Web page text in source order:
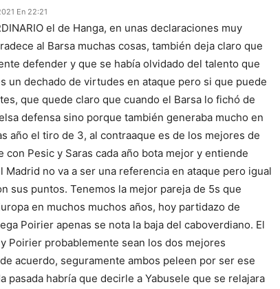
En 22:21
el de Hanga, en unas declaraciones muy
al Barsa muchas cosas, también deja claro que
defender y que se había olvidado del talento que
un dechado de virtudes en ataque pero si que puede
que quede claro que cuando el Barsa lo fichó de
defensa sino porque también generaba mucho en
año el tiro de 3, al contraaque es de los mejores de
con Pesic y Saras cada año bota mejor y entiende
Madrid no va a ser una referencia en ataque pero igual
sus puntos. Tenemos la mejor pareja de 5s que
en muchos muchos años, hoy partidazo de
Poirier apenas se nota la baja del caboverdiano. El
Poirier probablemente sean los dos mejores
acuerdo, seguramente ambos peleen por ser ese
pasada habría que decirle a Yabusele que se relajara